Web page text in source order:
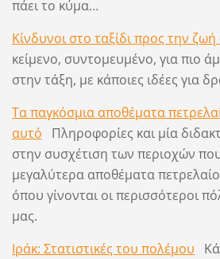
πάει το κύμα…
Κίνδυνοι στο ταξίδι προς την ζωή
κείμενο, συντομευμένο, για πιο
στην τάξη, με κάποιες ιδέες για
Τα παγκόσμια αποθέματα
αυτό Πληροφορίες και μία
στην συσχέτιση των περιοχών
μεγαλύτερα αποθέματα
όπου γίνονται οι περισσότεροι
μας.
Ιράκ: Στατιστικές του πολέμου